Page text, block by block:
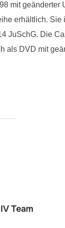
mit geänderter
erhältlich.
JuSchG. Die
als DVD mit
Team